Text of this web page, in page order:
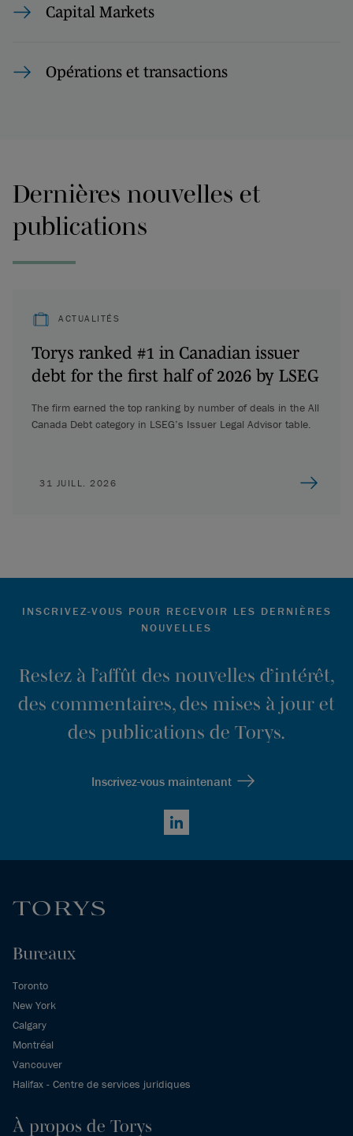
Capital Markets
Opérations et transactions
Dernières nouvelles et
publications
ACTUALITÉS
Torys ranked #1 in Canadian issuer
debt for the first half of 2026 by LSEG
The firm earned the top ranking by number of deals in the All
Canada Debt category in LSEG’s Issuer Legal Advisor table.
31 JUILL. 2026
INSCRIVEZ-VOUS POUR RECEVOIR LES DERNIÈRES
NOUVELLES
Restez à l’affût des nouvelles d’intérêt,
des commentaires, des mises à jour et
des publications de Torys.
Inscrivez-vous maintenant
LinkedIn
Bureaux
Toronto
New York
Calgary
Montréal
Vancouver
Halifax - Centre de services juridiques
À propos de Torys